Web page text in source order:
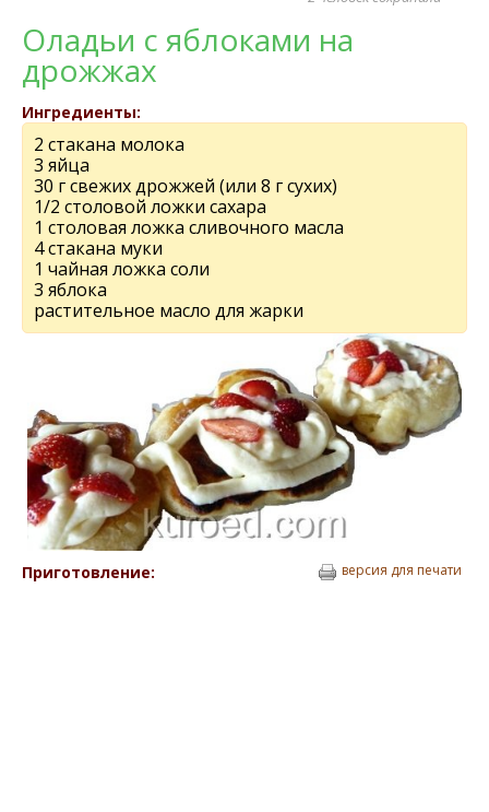
Оладьи с яблоками на
дрожжах
Ингредиенты:
2 стакана молока
3 яйца
30 г свежих дрожжей (или 8 г сухих)
1/2 столовой ложки сахара
1 столовая ложка сливочного масла
4 стакана муки
1 чайная ложка соли
3 яблока
растительное масло для жарки
Приготовление: версия для печати